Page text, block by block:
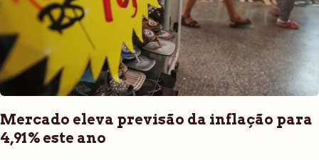
Mercado eleva previsão da inflação para
4,91% este ano